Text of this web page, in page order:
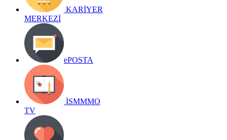
KARİYER
MERKEZİ
ePOSTA
İSMMMO
TV